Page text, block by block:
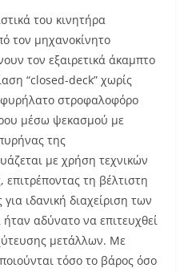
του κινητήρα
τον μηχανοκίνητο
τον εξαιρετικά άκαμπτο
“closed-deck” χωρίς
στροφαλοφόρο
μέσω ψεκασμού με
της
με χρήση τεχνικών
τη βέλτιστη
ιδανική διαχείριση των
αδύνατο να επιτευχθεί
μετάλλων. Με
τόσο το βάρος όσο